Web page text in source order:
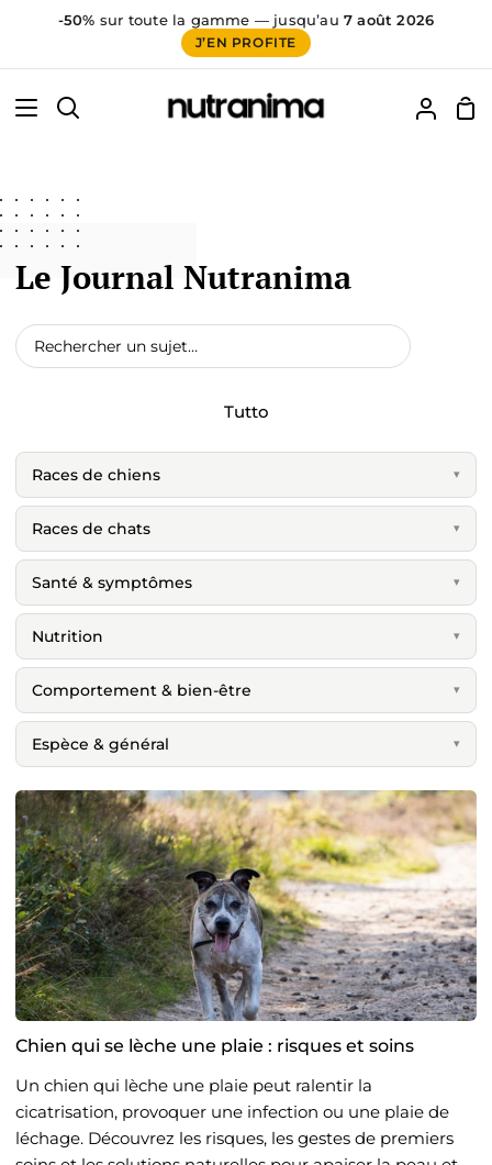
-50% sur toute la gamme — jusqu’au 7 août 2026
J’EN PROFITE
Cerca
Il
Le Journal Nutranima
Tutto
Races de chiens ▾
Races de chats ▾
Santé & symptômes ▾
Nutrition ▾
Comportement & bien-être ▾
Espèce & général ▾
Chien qui se lèche une plaie : risques et soins
Un chien qui lèche une plaie peut ralentir la
cicatrisation, provoquer une infection ou une plaie de
léchage. Découvrez les risques, les gestes de premiers